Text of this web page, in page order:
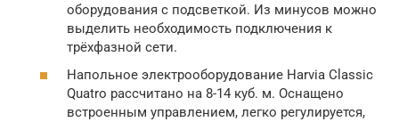
оборудования с подсветкой. Из минусов можно
выделить необходимость подключения к
трёхфазной сети.
Напольное электрооборудование Harvia Classic
Quatro рассчитано на 8-14 куб. м. Оснащено
встроенным управлением, легко регулируется,